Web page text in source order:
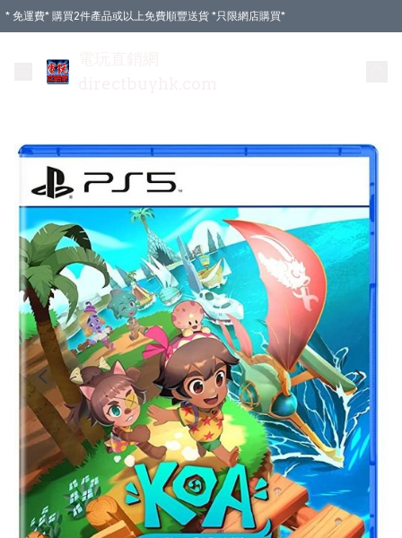
* 免運費* 購買2件產品或以上免費順豐送貨 *只限網店購買*